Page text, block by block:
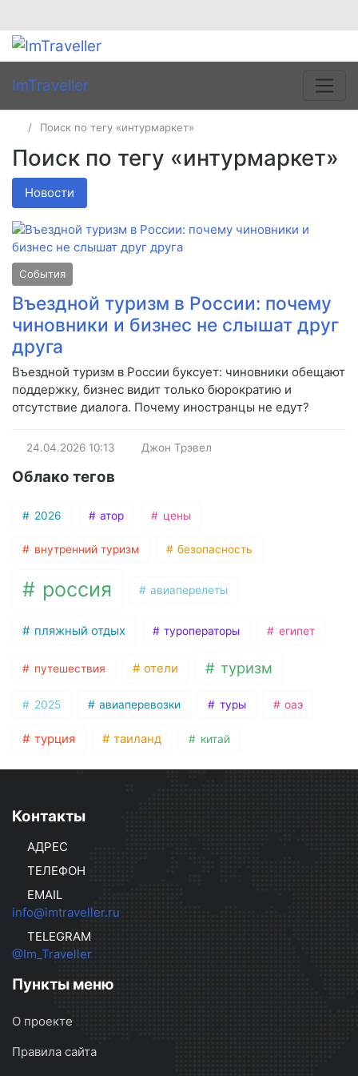
ImTraveller
Поиск по тегу «интурмаркет»
Поиск по тегу «интурмаркет»
Новости
События
Въездной туризм в России: почему
чиновники и бизнес не слышат друг
друга
Въездной туризм в России буксует: чиновники обещают
поддержку, бизнес видит только бюрократию и
отсутствие диалога. Почему иностранцы не едут?
24.04.2026 10:13 Джон Трэвел
Облако тегов
2026 атор цены
внутренний туризм безопасность
россия авиаперелеты
пляжный отдых туроператоры египет
путешествия отели туризм
2025 авиаперевозки туры оаэ
турция таиланд китай
Контакты
АДРЕС
ТЕЛЕФОН
EMAIL
info@imtraveller.ru
TELEGRAM
@Im_Traveller
Пункты меню
О проекте
Правила сайта